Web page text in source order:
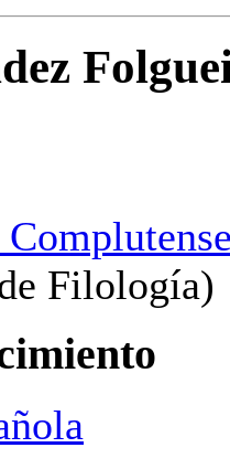
Filología)